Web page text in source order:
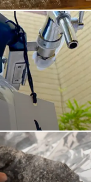
！定番のものから
国の様々なワイン
々は、眺めるだけ
注がれる生原酒
ずに空気に触れてい
みやすくお酒本来